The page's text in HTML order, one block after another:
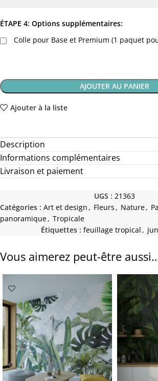
ÉTAPE 4: Options supplémentaires:
Colle pour Base et Premium (1 paquet
AJOUTER AU PANIER
Ajouter à la liste
Description
Informations complémentaires
Livraison et paiement
UGS : 21363
Catégories : Art et design , Fleurs , Nature,
panoramique, Tropicale
Étiquettes : feuillage tropical ,
Vous aimerez peut-être